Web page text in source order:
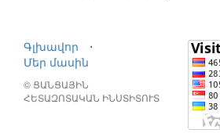
Գլխավոր
⋅
Մեր մասին
© ՑԱՆՑԱՅԻՆ
ՀԵՏԱԶՈՏԱԿԱՆ ԻՆՍՏԻՏՈՒՏ